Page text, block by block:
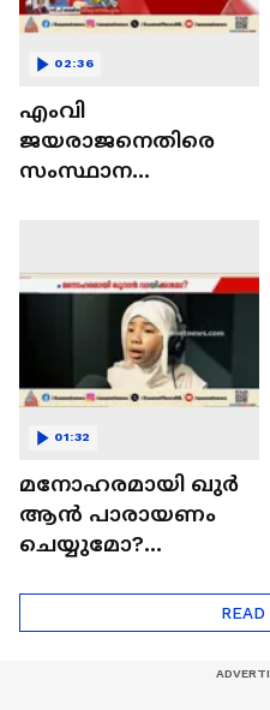
എംവി
ജയരാജനെതിരെ
സംസ്ഥാന
02:36
മനോഹരമായി ഖുർ
ആൻ പാരായണം
ചെയ്യുമോ?
സമ്മാനം നേടാം
01:32
READ